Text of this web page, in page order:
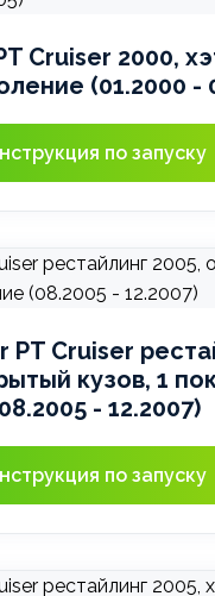
Cruiser 2000,
(01.2000 -
по запуску
PT Cruiser
кузов, 1
- 12.2007)
по запуску